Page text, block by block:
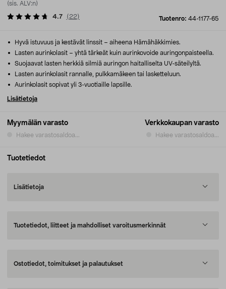
(sis. ALV:n)
Tuotenro: 44-1177-65
4.7 ( 22)
Myymälän varasto
Hakee varastosaldoa...
Verkkokaupan varasto
Hakee varastosaldoa...
Hyvä istuvuus ja kestävät linssit – aiheena Hämähäkkimies.
Lasten aurinkolasit – yhtä tärkeät kuin aurinkovoide auringonpaisteella.
Suojaavat lasten herkkiä silmiä auringon haitalliselta UV-säteilyltä.
Lasten aurinkolasit rannalle, pulkkamäkeen tai lasketteluun.
Aurinkolasit sopivat yli 3-vuotiaille lapsille.
Lisätietoja
Tuotetiedot
Lisätietoja
Tuotetiedot, liitteet ja mahdolliset varoitusmerkinnät
Ostotiedot, toimitukset ja palautukset